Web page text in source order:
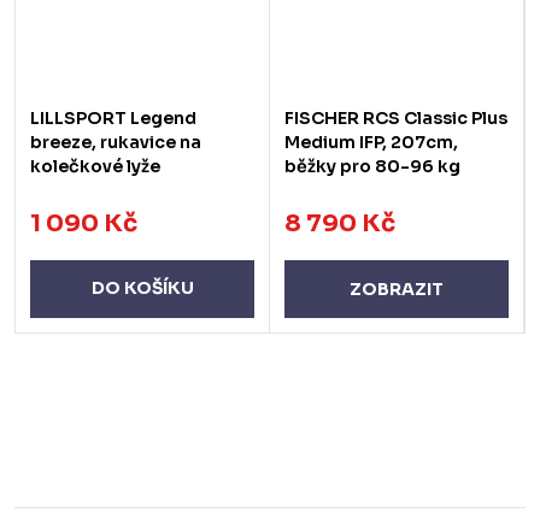
LILLSPORT Legend
breeze, rukavice na
kolečkové lyže
1 090 Kč
DO KOŠÍKU
FISCHER RCS Classic Plus
Medium IFP, 207cm,
běžky pro 80-96 kg
8 790 Kč
ZOBRAZIT